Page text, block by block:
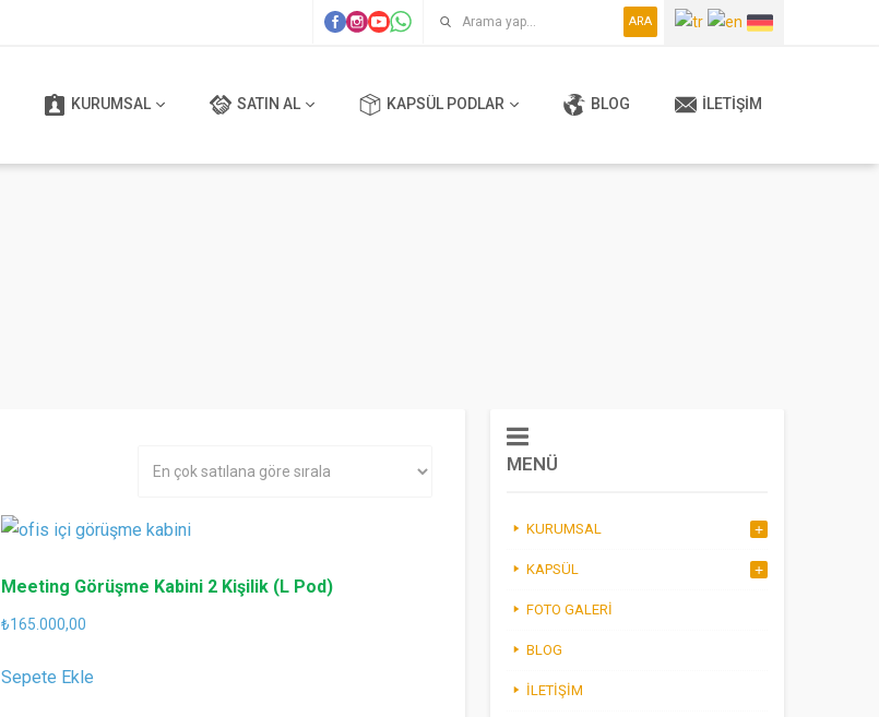
ARA
KURUMSAL SATIN AL KAPSÜL PODLAR BLOG İLETIŞIM
Meeting Görüşme Kabini 2 Kişilik (L Pod)
₺165.000,00
Sepete Ekle
MENÜ
KURUMSAL
KAPSÜL
FOTO GALERI
BLOG
İLETIŞIM